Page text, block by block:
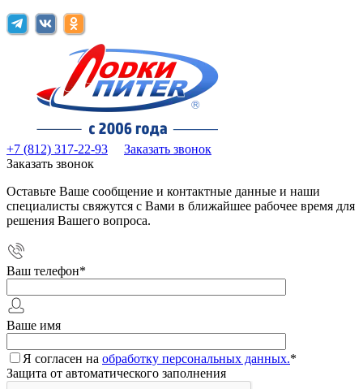
+7 (812) 317-22-93
Заказать звонок
Заказать звонок
Оставьте Ваше сообщение и контактные данные и наши
специалисты свяжутся с Вами в ближайшее рабочее время для
решения Вашего вопроса.
Ваш телефон*
Ваше имя
Я согласен на обработку персональных данных.*
Защита от автоматического заполнения